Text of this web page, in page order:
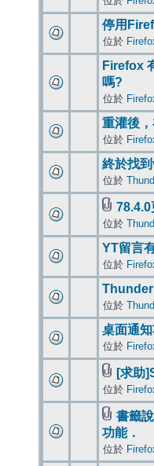
停用
位於
Firefox
嗎?
位於
重灌後
位於
終於找
位於
78.4.0
位於
YT留言
位於
位於
桌面通
位於
[求助
位於
書籤
功能．
位於